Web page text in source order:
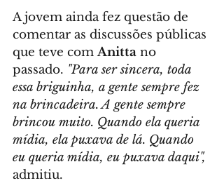
A jovem ainda fez questão de
comentar as discussões públicas
que teve com Anitta no
passado. "Para ser sincera, toda
essa briguinha, a gente sempre fez
na brincadeira. A gente sempre
brincou muito. Quando ela queria
mídia, ela puxava de lá. Quando
eu queria mídia, eu puxava daqui",
admitiu.